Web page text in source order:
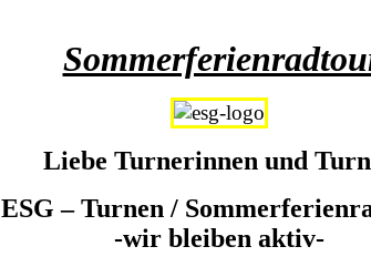
Liebe Turnerinnen und
ESG – Turnen /
-wir bleiben aktiv-